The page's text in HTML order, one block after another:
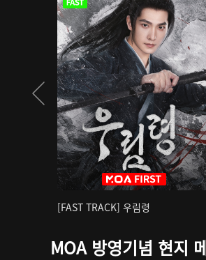
[FAST TRACK] 우림령
MOA 방영기념 현지